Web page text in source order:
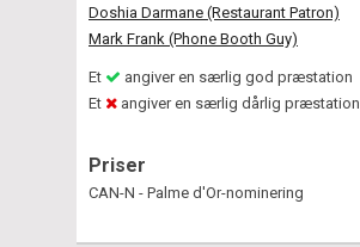
Doshia Darmane (Restaurant Patron)
Mark Frank (Phone Booth Guy)
Et
angiver en særlig god præstation
Et
angiver en særlig dårlig præstation
Priser
CAN-N - Palme d'Or-nominering